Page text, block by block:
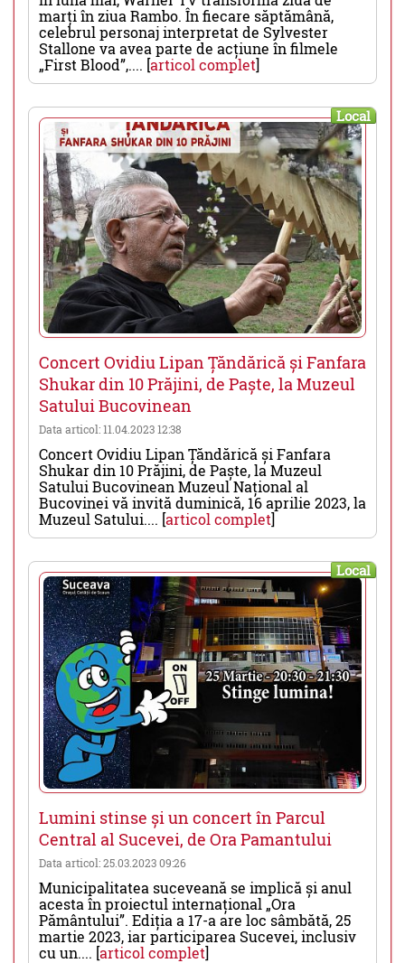
marți în ziua Rambo. În fiecare săptămână,
celebrul personaj interpretat de Sylvester
Stallone va avea parte de acțiune în filmele
„First Blood”,.... [articol complet]
Local
Concert Ovidiu Lipan Țăndărică și Fanfara
Shukar din 10 Prăjini, de Paște, la Muzeul
Satului Bucovinean
Data articol: 11.04.2023 12:38
Concert Ovidiu Lipan Țăndărică și Fanfara
Shukar din 10 Prăjini, de Paște, la Muzeul
Satului Bucovinean Muzeul Național al
Bucovinei vă invită duminică, 16 aprilie 2023, la
Muzeul Satului.... [articol complet]
Local
Lumini stinse și un concert în Parcul
Central al Sucevei, de Ora Pamantului
Data articol: 25.03.2023 09:26
Municipalitatea suceveană se implică și anul
acesta în proiectul internațional „Ora
Pământului”. Ediția a 17-a are loc sâmbătă, 25
martie 2023, iar participarea Sucevei, inclusiv
cu un.... [articol complet]